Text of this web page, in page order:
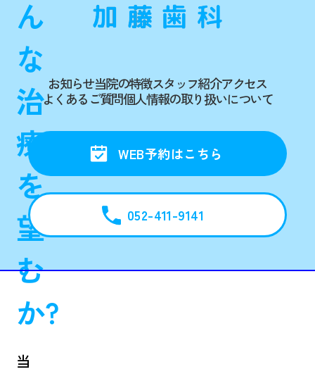
ん
な
治
療
を
望
む
か?
当
お知らせ当院の特徴スタッフ紹介アクセス
よくあるご質問個人情報の取り扱いについて
WEB予約はこちら
052-411-9141